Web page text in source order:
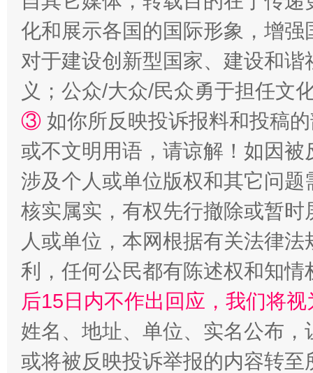
扯下公款旅游的“隐身衣” 如何以
化和展示各国的国际形象，增
对于建设创新型国家、建设和
义；公众/大众/民众勇于担任文
③ 如你所反映投诉报料和投稿
或不文明用语，请谅解！如因
涉及个人或单位版权和其它问题
核实属实，有权先行撤除或暂
人或单位，本网根据有关法律
利，任何公民都有陈述权和知情
后15日内不作出回应，我们将
姓名、地址、单位、实名公布
或将被反映投诉举报的内容转